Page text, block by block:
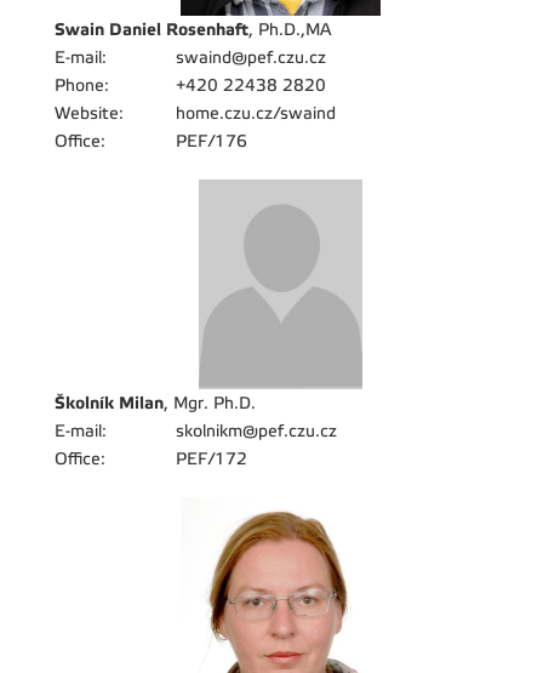
Swain Daniel Rosenhaft, Ph.D.,MA
E-mail:
swaind@pef.czu.cz
Phone:
+420 22438 2820
Website:
home.czu.cz/swaind
Office:
PEF/176
Školník Milan, Mgr. Ph.D.
E-mail:
skolnikm@pef.czu.cz
Office:
PEF/172